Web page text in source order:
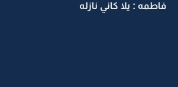
فاطمه : يلا كاني نازله